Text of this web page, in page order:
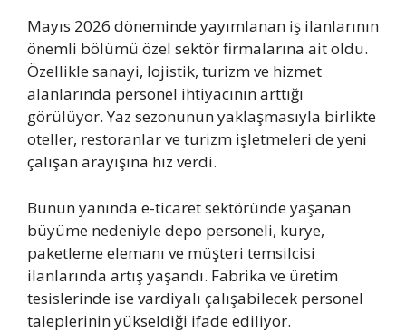
Mayıs 2026 döneminde yayımlanan iş ilanlarının
önemli bölümü özel sektör firmalarına ait oldu.
Özellikle sanayi, lojistik, turizm ve hizmet
alanlarında personel ihtiyacının arttığı
görülüyor. Yaz sezonunun yaklaşmasıyla birlikte
oteller, restoranlar ve turizm işletmeleri de yeni
çalışan arayışına hız verdi.
Bunun yanında e-ticaret sektöründe yaşanan
büyüme nedeniyle depo personeli, kurye,
paketleme elemanı ve müşteri temsilcisi
ilanlarında artış yaşandı. Fabrika ve üretim
tesislerinde ise vardiyalı çalışabilecek personel
taleplerinin yükseldiği ifade ediliyor.